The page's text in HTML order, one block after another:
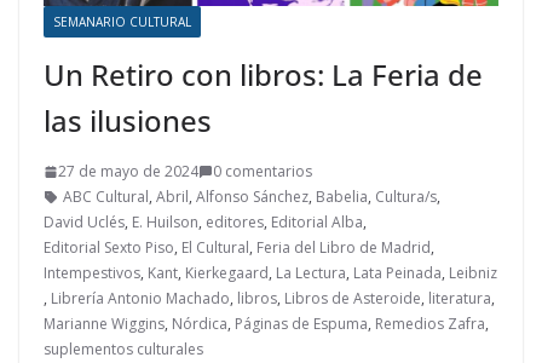
SEMANARIO CULTURAL
Un Retiro con libros: La Feria de
las ilusiones
27 de mayo de 2024
0 comentarios
ABC Cultural, Abril, Alfonso Sánchez, Babelia, Cultura/s,
David Uclés, E. Huilson, editores, Editorial Alba,
Editorial Sexto Piso, El Cultural, Feria del Libro de Madrid,
Intempestivos, Kant, Kierkegaard, La Lectura, Lata Peinada, Leibniz
, Librería Antonio Machado, libros, Libros de Asteroide, literatura,
Marianne Wiggins, Nórdica, Páginas de Espuma, Remedios Zafra,
suplementos culturales